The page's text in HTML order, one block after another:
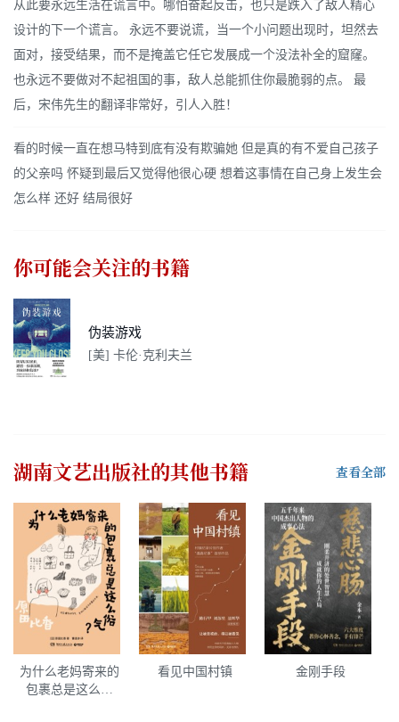
从此要永远生活在谎言中。哪怕奋起反击，也只是跌入了敌人精心
设计的下一个谎言。 永远不要说谎，当一个小问题出现时，坦然去
面对，接受结果，而不是掩盖它任它发展成一个没法补全的窟窿。
也永远不要做对不起祖国的事，敌人总能抓住你最脆弱的点。 最
后，宋伟先生的翻译非常好，引人入胜！
看的时候一直在想马特到底有没有欺骗她 但是真的有不爱自己孩子
的父亲吗 怀疑到最后又觉得他很心硬 想着这事情在自己身上发生会
怎么样 还好 结局很好
你可能会关注的书籍
伪装游戏
[美] 卡伦·克利夫兰
湖南文艺出版社的其他书籍 查看全部
为什么老妈寄来的
包裹总是这么俗
看见中国村镇 金刚手段